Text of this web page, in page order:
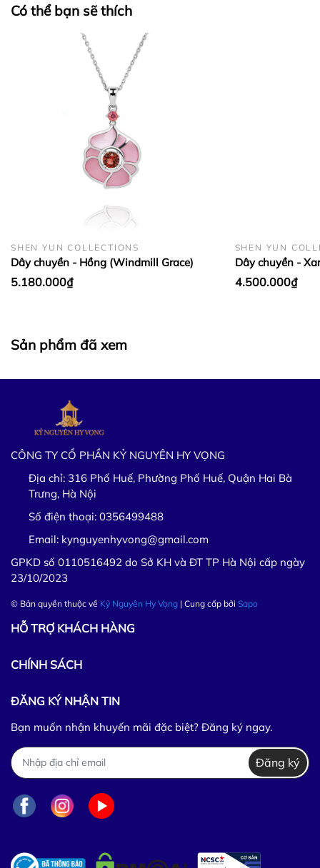
BẢO QUẢN LỤA VÀ CASHMERE:
Có thể bạn sẽ thích
SHEN YUN COLLECTIONS
Dây chuyền - Hồng (Windmill Grace)
5.180.000₫
SHEN YUN
Dây chuyền -
4.500.000₫
Sản phẩm đã xem
CÔNG TY CỔ PHẦN KỶ NGUYÊN HY VỌNG
Địa chỉ: 316 Phố Huế, Phường Phố Huế, Quận Hai Bà
Trưng, Hà Nội
Số điện thoại: 0356499488
Email: kynguyenhyvong@gmail.com
GPKD số 0110516492 do Sở KH và ĐT TP Hà Nội cấp ngày
23/10/2023
© Bản quyền thuộc về Kỷ Nguyên Hy Vọng | Cung cấp bởi Sapo
HỖ TRỢ KHÁCH HÀNG
CHÍNH SÁCH
ĐĂNG KÝ NHẬN TIN
Bạn muốn nhận khuyến mãi đặc biệt? Đăng ký ngay.
Đăng ký